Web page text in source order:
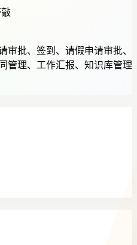
审批、签到、请假申请审批、
管理、工作汇报、知识库管理